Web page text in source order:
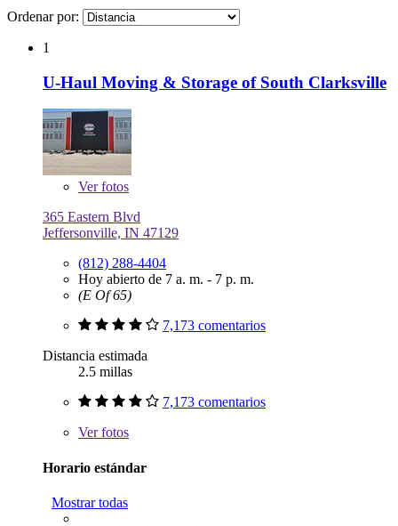
Ordenar por:
1
U-Haul Moving & Storage of South Clarksville
Verfotos
365 Eastern Blvd
Jeffersonville, IN 47129
(812) 288-4404
Hoy abierto de 7 a. m. - 7 p. m.
(E Of 65)
7,173 comentarios
Distancia estimada
2.5 millas
7,173 comentarios
Verfotos
Horario estándar
Mostrar todas